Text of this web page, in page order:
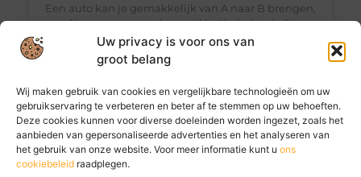
Uw privacy is voor ons van
groot belang
Wij maken gebruik van cookies en vergelijkbare technologieën om uw
gebruikservaring te verbeteren en beter af te stemmen op uw behoeften.
Deze cookies kunnen voor diverse doeleinden worden ingezet, zoals het
aanbieden van gepersonaliseerde advertenties en het analyseren van
het gebruik van onze website. Voor meer informatie kunt u ons
cookiebeleid raadplegen.
Een auto kan je gemakkelijk van A naar B brengen,
of je nu naar een plaats wil in Nederland of in
Polen. Huurauto’s zijn hierbij een goed alternatief
voor wanneer je geen eigen auto hebt.
BEDRIJVEN